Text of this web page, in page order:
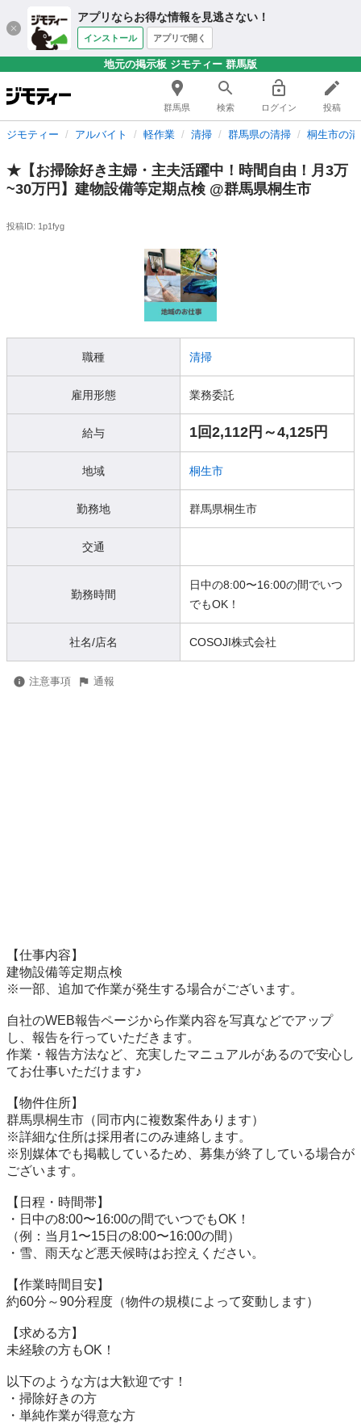
アプリならお得な情報を見逃さない！
インストール アプリで開く
地元の掲示板 ジモティー 群馬版
群馬県 検索 ログイン 投稿
ジモティー アルバイト 軽作業 清掃 群馬県の清掃 桐生市の
★【お掃除好き主婦・主夫活躍中！時間自由！月3万
~30万円】建物設備等定期点検 @群馬県桐生市
投稿ID: 1p1fyg
職種 清掃
雇用形態 業務委託
給与 1回2,112円～4,125円
地域 桐生市
勤務地 群馬県桐生市
交通
勤務時間
日中の8:00〜16:00の間でいつ
でもOK！
社名/店名 COSOJI株式会社
注意事項 通報
【仕事内容】
建物設備等定期点検
※一部、追加で作業が発生する場合がございます。
自社のWEB報告ページから作業内容を写真などでアップ
し、報告を行っていただきます。
作業・報告方法など、充実したマニュアルがあるので安心し
てお仕事いただけます♪
【物件住所】
群馬県桐生市（同市内に複数案件あります）
※詳細な住所は採用者にのみ連絡します。
※別媒体でも掲載しているため、募集が終了している場合が
ございます。
【日程・時間帯】
・日中の8:00〜16:00の間でいつでもOK！
（例：当月1〜15日の8:00〜16:00の間）
・雪、雨天など悪天候時はお控えください。
【作業時間目安】
約60分～90分程度（物件の規模によって変動します）
【求める方】
未経験の方もOK！
以下のような方は大歓迎です！
・掃除好きの方
・単純作業が得意な方